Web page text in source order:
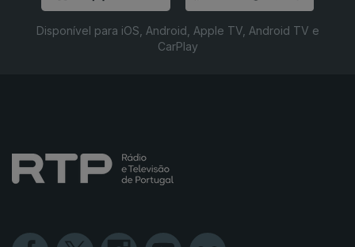
Disponível para iOS, Android, Apple TV, Android TV e
CarPlay